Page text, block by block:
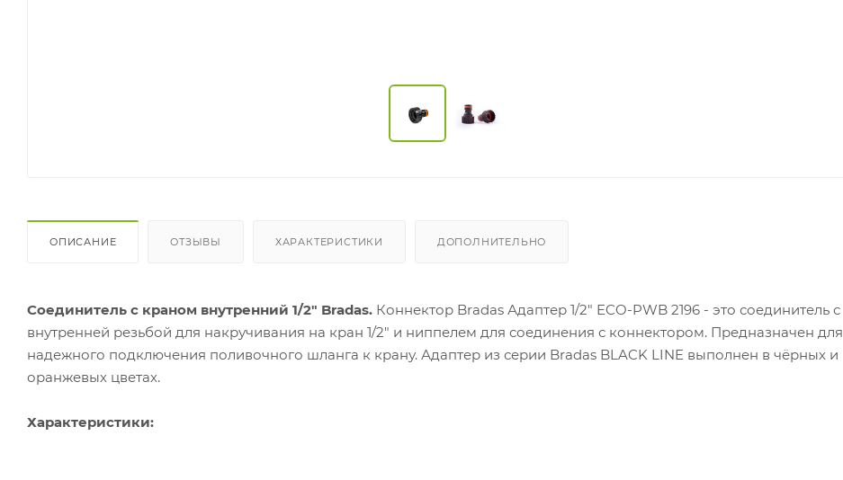
ОПИСАНИЕ ОТЗЫВЫ ХАРАКТЕРИСТИКИ ДОПОЛНИТЕЛЬНО
Соединитель с краном внутренний 1/2" Bradas. Коннектор Bradas Адаптер 1/2" ECO-PWB 2196 - это соединитель с
внутренней резьбой для накручивания на кран 1/2" и ниппелем для соединения с коннектором. Предназначен для
надежного подключения поливочного шланга к крану. Адаптер из серии Bradas BLACK LINE выполнен в чёрных и
оранжевых цветах.
Характеристики: